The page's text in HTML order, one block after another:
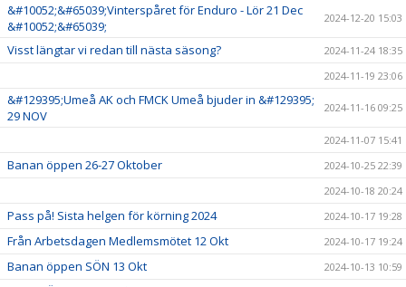
&#10052;&#65039;Vinterspåret för Enduro - Lör 21 Dec
&#10052;&#65039;
2024-12-20 15:03
Visst längtar vi redan till nästa säsong?
2024-11-24 18:35
2024-11-19 23:06
&#129395;Umeå AK och FMCK Umeå bjuder in &#129395;
29 NOV
2024-11-16 09:25
2024-11-07 15:41
Banan öppen 26-27 Oktober
2024-10-25 22:39
2024-10-18 20:24
Pass på! Sista helgen för körning 2024 2024-10-17 19:28
Från Arbetsdagen Medlemsmötet 12 Okt 2024-10-17 19:24
Banan öppen SÖN 13 Okt 2024-10-13 10:59